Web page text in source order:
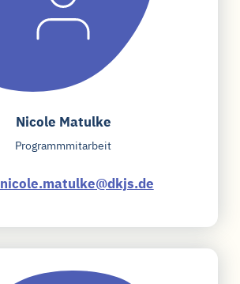
Nicole Matulke
Programmmitarbeit
nicole.matulke@dkjs.de